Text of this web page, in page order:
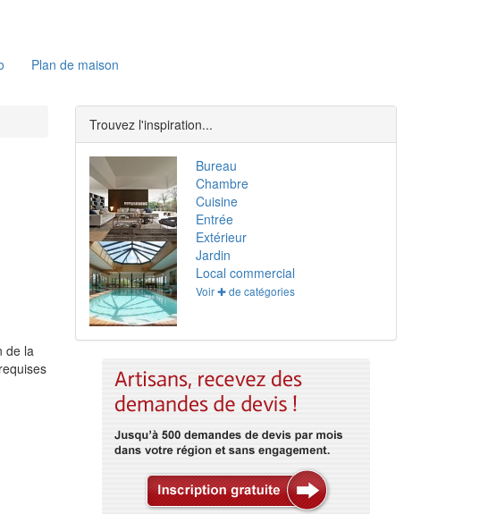
Plan de maison
de la
Trouvez l'inspiration...
Bureau
Chambre
Cuisine
Entrée
Extérieur
Jardin
Local commercial
Voir ✚ de catégories